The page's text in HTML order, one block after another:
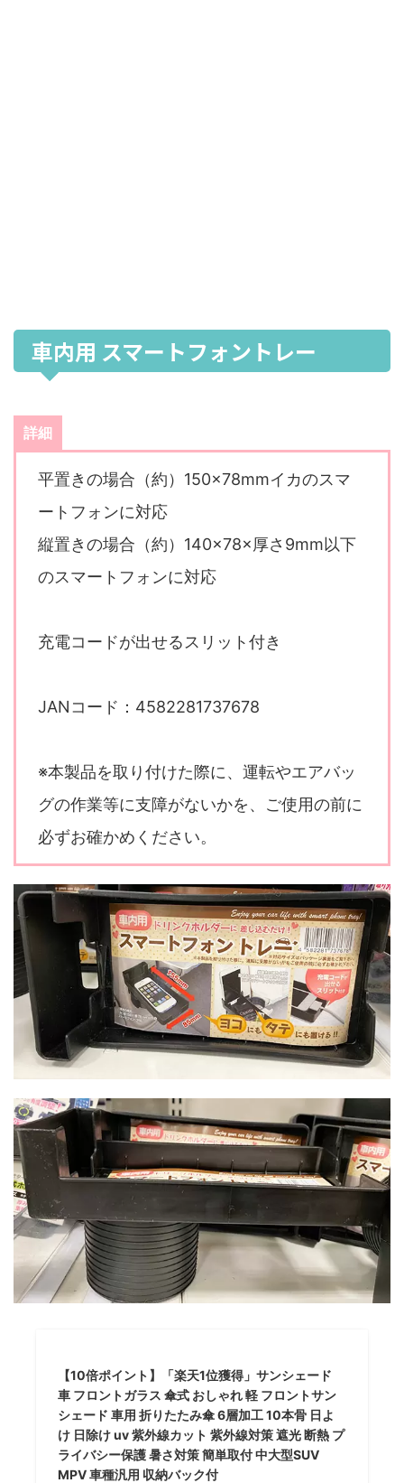
車内用 スマートフォントレー
詳細
平置きの場合（約）150×78mmイカのスマ
ートフォンに対応
縦置きの場合（約）140×78×厚さ9mm以下
のスマートフォンに対応
充電コードが出せるスリット付き
JANコード：4582281737678
※本製品を取り付けた際に、運転やエアバッ
グの作業等に支障がないかを、ご使用の前に
必ずお確かめください。
【10倍ポイント】「楽天1位獲得」サンシェード
車 フロントガラス 傘式 おしゃれ 軽 フロントサン
シェード 車用 折りたたみ傘 6層加工 10本骨 日よ
け 日除け uv 紫外線カット 紫外線対策 遮光 断熱 プ
ライバシー保護 暑さ対策 簡単取付 中大型SUV
MPV 車種汎用 収納バック付